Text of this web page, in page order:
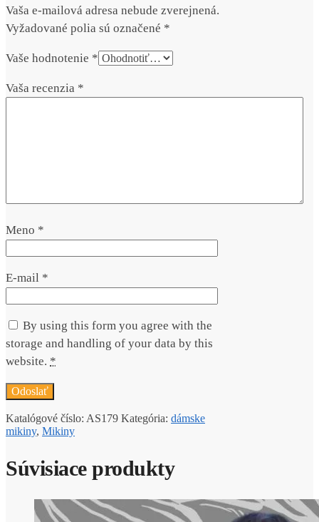
Vaša e-mailová adresa nebude zverejnená.
Vyžadované polia sú označené *
Vaše hodnotenie *
Vaša recenzia *
Meno *
E-mail *
By using this form you agree with the
storage and handling of your data by this
website. *
Katalógové číslo: AS179 Kategória: dámske
mikiny, Mikiny
Súvisiace produkty